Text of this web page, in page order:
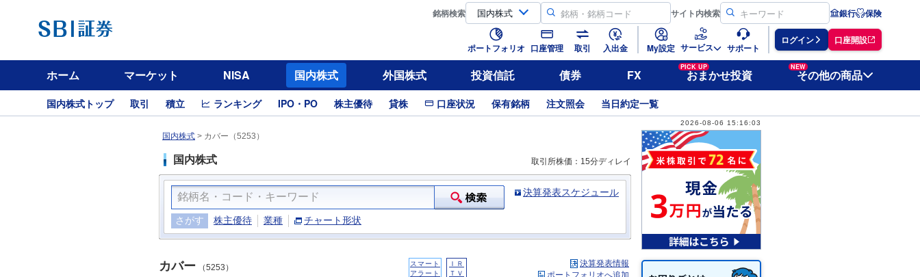
銘柄検索 サイト内検索 銀行 保険
ポートフォリオ 口座管理 取引 入出金 My設定 サービス サポート
ログイン 口座開設
ホーム マーケット NISA 国内株式 外国株式 投資信託 債券 FX
PICK UP
おまかせ投資
NEW
その他の商品
国内株式トップ 取引 積立 ランキング IPO・PO 株主優待 貸株 口座状況 保有銘柄 注文照会 当日約定一覧
2026-08-06 15:16:03
国内株式 > カバー（5253）
国内株式 取引所株価：15分ディレイ
決算発表スケジュール
さがす 株主優待 業種 チャート形状
カバー （5253）
スマート
アラート
ＩＲ
ＴＶ
決算発表情報
ポートフォリオへ追加